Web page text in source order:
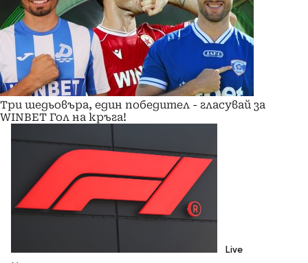
Три шедьовъра, един победител - гласувай за
WINBET Гол на кръга!
Live